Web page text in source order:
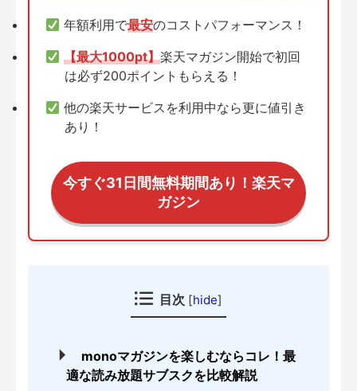
年額利用で最安のコストパフォーマンス！
【最大1000pt】楽天マガジン開始で初回
は必ず200ポイントもらえる！
他の楽天サービスを利用中なら更に値引き
あり！
今すぐ31日間無料期間あり！楽天マ
ガジン
目次 [hide]
monoマガジンを楽しむならコレ！最
適な読み放題サブスクを比較解説